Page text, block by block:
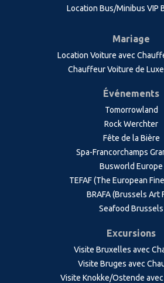
Location Bus/Minibus VIP
Mariage
Location Voiture avec
Chauffeur Voiture de
Événements
Tomorrowland
Rock Werchter
Fête de la Bière
Spa-Francorchamps
Busworld Europe
TEFAF (The European
BRAFA (Brussels Art
Seafood Brussels
Excursions
Visite Bruxelles avec
Visite Bruges avec
Visite Knokke/Ostende